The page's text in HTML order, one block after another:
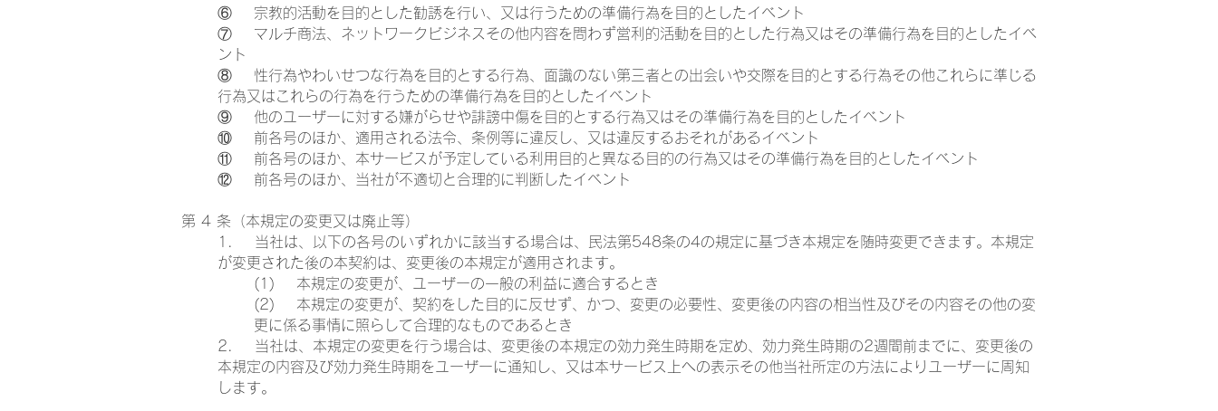
⑥ 宗教的活動を目的とした勧誘を行い、又は行うための準備行為を目的としたイベント
⑦ マルチ商法、ネットワークビジネスその他内容を問わず営利的活動を目的とした行為又はその準備行為を目的としたイベ
ント
⑧ 性行為やわいせつな行為を目的とする行為、面識のない第三者との出会いや交際を目的とする行為その他これらに準じる
行為又はこれらの行為を行うための準備行為を目的としたイベント
⑨ 他のユーザーに対する嫌がらせや誹謗中傷を目的とする行為又はその準備行為を目的としたイベント
⑩ 前各号のほか、適用される法令、条例等に違反し、又は違反するおそれがあるイベント
⑪ 前各号のほか、本サービスが予定している利用目的と異なる目的の行為又はその準備行為を目的としたイベント
⑫ 前各号のほか、当社が不適切と合理的に判断したイベント
第 4 条（本規定の変更又は廃止等）
1. 当社は、以下の各号のいずれかに該当する場合は、民法第548条の4の規定に基づき本規定を随時変更できます。本規定
が変更された後の本契約は、変更後の本規定が適用されます。
(1) 本規定の変更が、ユーザーの一般の利益に適合するとき
(2) 本規定の変更が、契約をした目的に反せず、かつ、変更の必要性、変更後の内容の相当性及びその内容その他の変
更に係る事情に照らして合理的なものであるとき
2. 当社は、本規定の変更を行う場合は、変更後の本規定の効力発生時期を定め、効力発生時期の2週間前までに、変更後の
本規定の内容及び効力発生時期をユーザーに通知し、又は本サービス上への表示その他当社所定の方法によりユーザーに周知
します。